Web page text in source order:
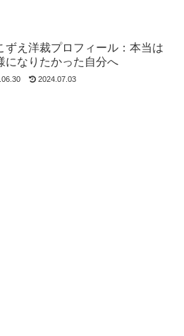
ずえ洋裁プロフィール：本当は
になりたかった自分へ
2024.07.03